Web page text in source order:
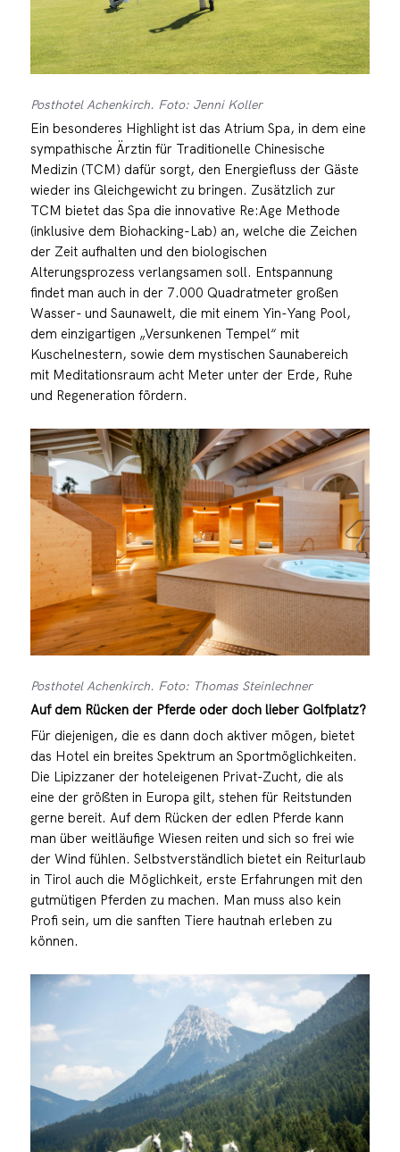
Posthotel Achenkirch. Foto: Jenni Koller
Ein besonderes Highlight ist das Atrium Spa, in dem eine
sympathische Ärztin für Traditionelle Chinesische
Medizin (TCM) dafür sorgt, den Energiefluss der Gäste
wieder ins Gleichgewicht zu bringen. Zusätzlich zur
TCM bietet das Spa die innovative Re:Age Methode
(inklusive dem Biohacking-Lab) an, welche die Zeichen
der Zeit aufhalten und den biologischen
Alterungsprozess verlangsamen soll. Entspannung
findet man auch in der 7.000 Quadratmeter großen
Wasser- und Saunawelt, die mit einem Yin-Yang Pool,
dem einzigartigen „Versunkenen Tempel“ mit
Kuschelnestern, sowie dem mystischen Saunabereich
mit Meditationsraum acht Meter unter der Erde, Ruhe
und Regeneration fördern.
Posthotel Achenkirch. Foto: Thomas Steinlechner
Auf dem Rücken der Pferde oder doch lieber Golfplatz?
Für diejenigen, die es dann doch aktiver mögen, bietet
das Hotel ein breites Spektrum an Sportmöglichkeiten.
Die Lipizzaner der hoteleigenen Privat-Zucht, die als
eine der größten in Europa gilt, stehen für Reitstunden
gerne bereit. Auf dem Rücken der edlen Pferde kann
man über weitläufige Wiesen reiten und sich so frei wie
der Wind fühlen. Selbstverständlich bietet ein Reiturlaub
in Tirol auch die Möglichkeit, erste Erfahrungen mit den
gutmütigen Pferden zu machen. Man muss also kein
Profi sein, um die sanften Tiere hautnah erleben zu
können.